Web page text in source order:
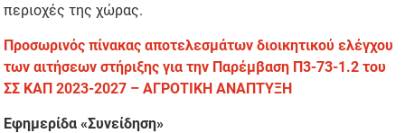
περιοχές της χώρας.
Προσωρινός πίνακας αποτελεσμάτων διοικητικού ελέγχου
των αιτήσεων στήριξης για την Παρέμβαση Π3-73-1.2 του
ΣΣ ΚΑΠ 2023-2027 – ΑΓΡΟΤΙΚΗ ΑΝΑΠΤΥΞΗ
Εφημερίδα «Συνείδηση»